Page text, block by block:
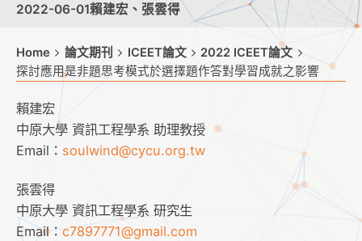
2022-06-01賴建宏、張雲得
Home 論文期刊 ICEET論文
2022 ICEET論文
探討應用是非題思考模式於選擇題作答對學習成就之影響
賴建宏
中原大學 資訊工程學系 助理教授
Email： soulwind@cycu.org.tw
張雲得
中原大學 資訊工程學系 研究生
Email： c7897771@gmail.com